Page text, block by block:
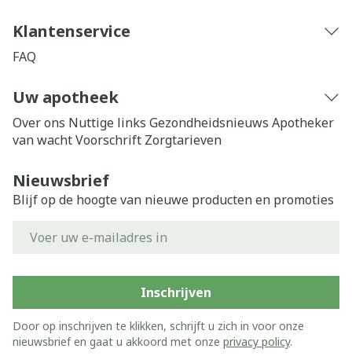
Klantenservice
FAQ
Uw apotheek
Over ons Nuttige links Gezondheidsnieuws Apotheker
van wachtVoorschrift Zorgtarieven
Nieuwsbrief
Blijf op de hoogte van nieuwe producten en promoties
Inschrijven
Door op inschrijven te klikken, schrijft u zich in voor onze
nieuwsbrief en gaat u akkoord met onze privacy policy.